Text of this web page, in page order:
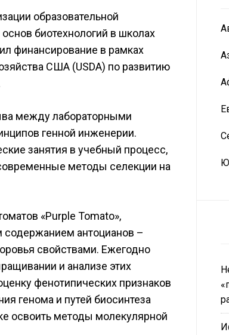
образовательной
биотехнологий в школах
финансирование в рамках
США (USDA) по развитию
между лабораторными
генной инженерии.
занятия в учебный процесс,
методы селекции на
«Purple Tomato»,
содержанием антоцианов –
свойствами. Ежегодно
и анализе этих
фенотипических признаков
генома и путей биосинтеза
освоить методы молекулярной